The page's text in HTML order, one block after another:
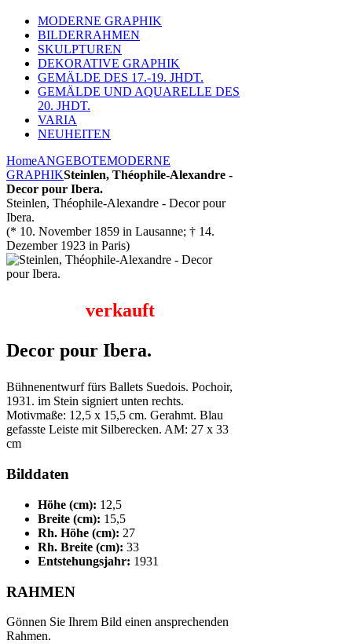
MODERNE GRAPHIK
BILDERRAHMEN
SKULPTUREN
DEKORATIVE GRAPHIK
GEMÄLDE DES 17.-19. JHDT.
GEMÄLDE UND AQUARELLE DES
20. JHDT.
VARIA
NEUHEITEN
HomeANGEBOTEMODERNE
GRAPHIKSteinlen, Théophile-Alexandre -
Decor pour Ibera.
Steinlen, Théophile-Alexandre - Decor pour
Ibera.
(* 10. November 1859 in Lausanne; † 14.
Dezember 1923 in Paris)
verkauft
Decor pour Ibera.
Bühnenentwurf fürs Ballets Suedois. Pochoir,
1931. im Stein signiert unten rechts.
Motivmaße: 12,5 x 15,5 cm. Gerahmt. Blau
gefasste Leiste mit Silberecken. AM: 27 x 33
cm
Bilddaten
Höhe (cm): 12,5
Breite (cm): 15,5
Rh. Höhe (cm): 27
Rh. Breite (cm): 33
Entstehungsjahr: 1931
RAHMEN
Gönnen Sie Ihrem Bild einen ansprechenden
Rahmen.